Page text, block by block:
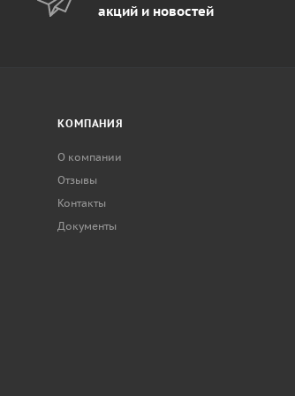
акций и новостей
КОМПАНИЯ
О компании
Отзывы
Контакты
Документы